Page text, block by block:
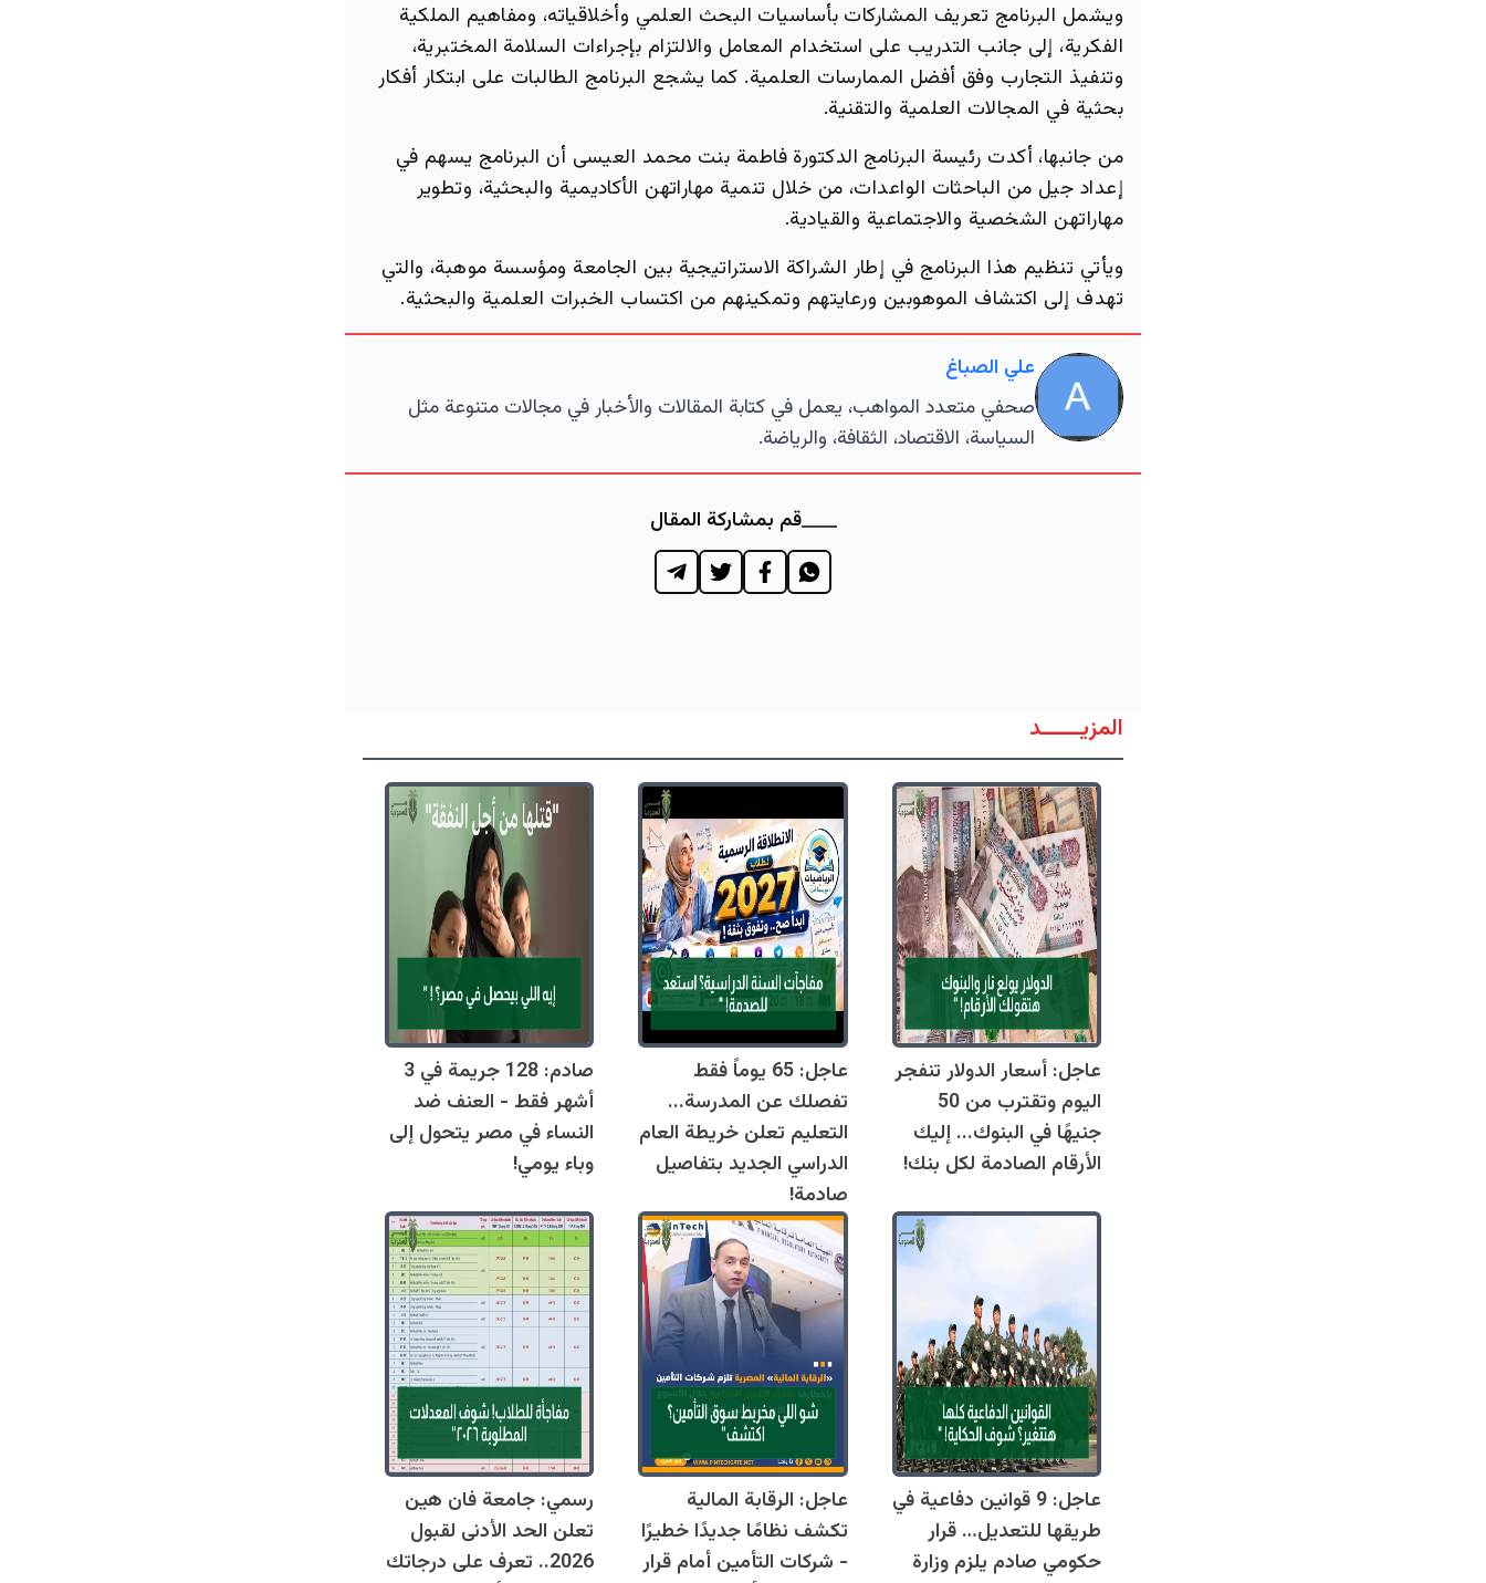
ويشمل البرنامج تعريف المشاركات بأساسيات البحث العلمي وأخلاقياته، ومفاهيم الملكية
الفكرية، إلى جانب التدريب على استخدام المعامل والالتزام بإجراءات السلامة المختبرية،
وتنفيذ التجارب وفق أفضل الممارسات العلمية. كما يشجع البرنامج الطالبات على ابتكار أفكار
بحثية في المجالات العلمية والتقنية.
من جانبها، أكدت رئيسة البرنامج الدكتورة فاطمة بنت محمد العيسى أن البرنامج يسهم في
إعداد جيل من الباحثات الواعدات، من خلال تنمية مهاراتهن الأكاديمية والبحثية، وتطوير
مهاراتهن الشخصية والاجتماعية والقيادية.
ويأتي تنظيم هذا البرنامج في إطار الشراكة الاستراتيجية بين الجامعة ومؤسسة موهبة، والتي
تهدف إلى اكتشاف الموهوبين ورعايتهم وتمكينهم من اكتساب الخبرات العلمية والبحثية.
علي الصباغ
صحفي متعدد المواهب، يعمل في كتابة المقالات والأخبار في مجالات متنوعة مثل
السياسة، الاقتصاد، الثقافة، والرياضة.
قم بمشاركة المقال
المزيــــــد
عاجل: أسعار الدولار تنفجر
اليوم وتقترب من 50
جنيهًا في البنوك... إليك
الأرقام الصادمة لكل بنك!
عاجل: 65 يوماً فقط
تفصلك عن المدرسة...
التعليم تعلن خريطة العام
الدراسي الجديد بتفاصيل
صادمة!
صادم: 128 جريمة في 3
أشهر فقط - العنف ضد
النساء في مصر يتحول إلى
وباء يومي!
عاجل: 9 قوانين دفاعية في
طريقها للتعديل… قرار
حكومي صادم يلزم وزارة
عاجل: الرقابة المالية
تكشف نظامًا جديدًا خطيرًا
- شركات التأمين أمام قرار
رسمي: جامعة فان هين
تعلن الحد الأدنى لقبول
2026.. تعرف على درجاتك